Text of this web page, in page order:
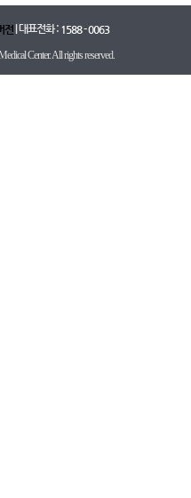
전| 대표전화 : 1588 - 0063
Center. All rights reserved.